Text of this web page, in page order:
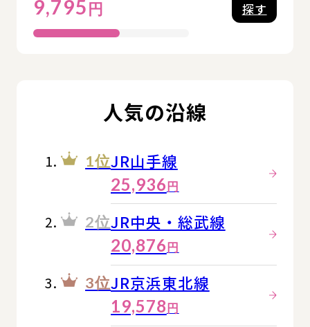
9,795 円
探す
人気の沿線
1位JR山手線
25,936円
2位JR中央・総武線
20,876円
3位JR京浜東北線
19,578円